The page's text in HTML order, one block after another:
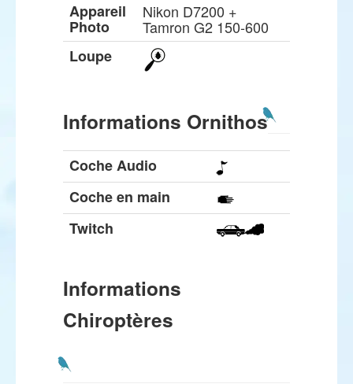
Appareil
Photo
Nikon D7200 +
Tamron G2 150-600
Loupe
Informations Ornithos
Coche Audio
Coche en main
Twitch
Informations
Chiroptères